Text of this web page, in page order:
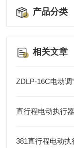
产品分类
相关文章
ZDLP-16C电动
直行程电动执行
381直行程电动